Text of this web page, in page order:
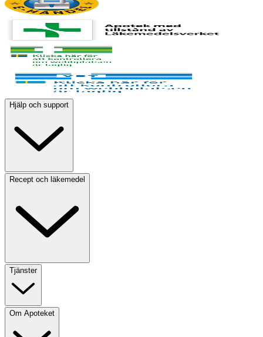
Hjälp och support
Recept och läkemedel
Tjänster
Om Apoteket